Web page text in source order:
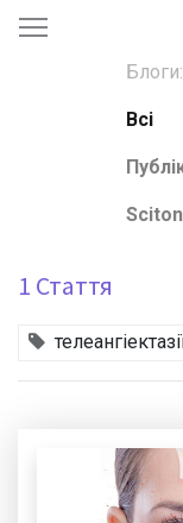
Блоги:
Всі
Sciton
1 Стаття